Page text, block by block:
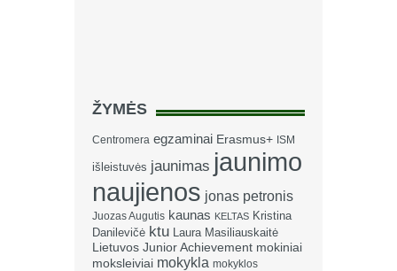
ŽYMĖS
Centromera egzaminai Erasmus+ ISM
išleistuvės jaunimas jaunimo
naujienos jonas petronis
Juozas Augutis kaunas KELTAS Kristina
Danilevičė ktu Laura Masiliauskaitė
Lietuvos Junior Achievement mokiniai
moksleiviai mokykla mokyklos